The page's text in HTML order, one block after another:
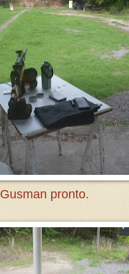
Gusman pronto.